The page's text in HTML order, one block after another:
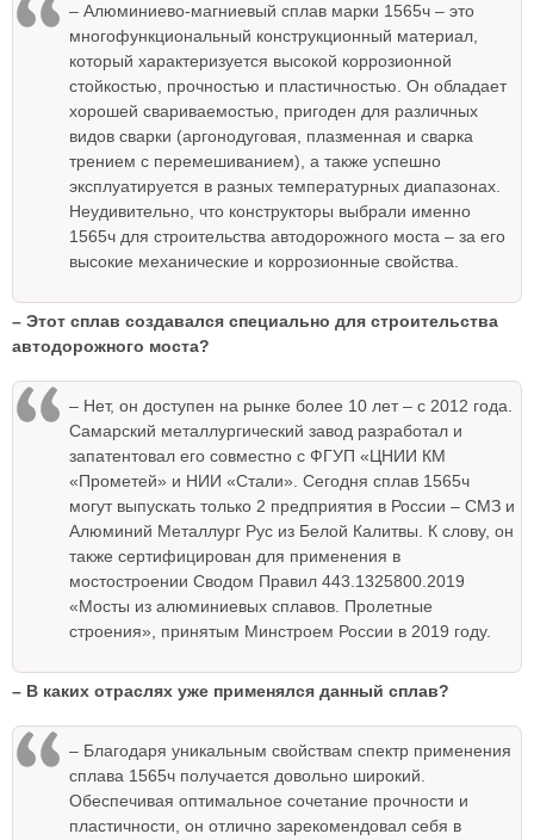
– Алюминиево-магниевый сплав марки 1565ч – это
многофункциональный конструкционный материал,
который характеризуется высокой коррозионной
стойкостью, прочностью и пластичностью. Он обладает
хорошей свариваемостью, пригоден для различных
видов сварки (аргонодуговая, плазменная и сварка
трением с перемешиванием), а также успешно
эксплуатируется в разных температурных диапазонах.
Неудивительно, что конструкторы выбрали именно
1565ч для строительства автодорожного моста – за его
высокие механические и коррозионные свойства.
– Этот сплав создавался специально для строительства
автодорожного моста?
– Нет, он доступен на рынке более 10 лет – с 2012 года.
Самарский металлургический завод разработал и
запатентовал его совместно с ФГУП «ЦНИИ КМ
«Прометей» и НИИ «Стали». Сегодня сплав 1565ч
могут выпускать только 2 предприятия в России – СМЗ и
Алюминий Металлург Рус из Белой Калитвы. К слову, он
также сертифицирован для применения в
мостостроении Сводом Правил 443.1325800.2019
«Мосты из алюминиевых сплавов. Пролетные
строения», принятым Минстроем России в 2019 году.
– В каких отраслях уже применялся данный сплав?
– Благодаря уникальным свойствам спектр применения
сплава 1565ч получается довольно широкий.
Обеспечивая оптимальное сочетание прочности и
пластичности, он отлично зарекомендовал себя в